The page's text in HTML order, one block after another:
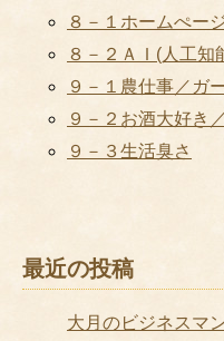
８－１ホームぺー
８－２ＡＩ(人工知
９－１農仕事／ガ
９－２お酒大好き
９－３生活臭さ
最近の投稿
大月のビジネスマ